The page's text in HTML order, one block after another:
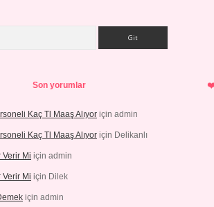
Son yorumlar
Kaç Tl Maaş Alıyor için admin
Kaç Tl Maaş Alıyor için Delikanlı
Verir Mi için admin
Verir Mi için Dilek
için admin